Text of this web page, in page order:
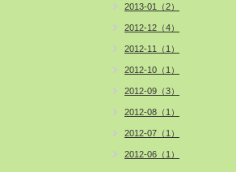
2013-01（2）
2012-12（4）
2012-11（1）
2012-10（1）
2012-09（3）
2012-08（1）
2012-07（1）
2012-06（1）